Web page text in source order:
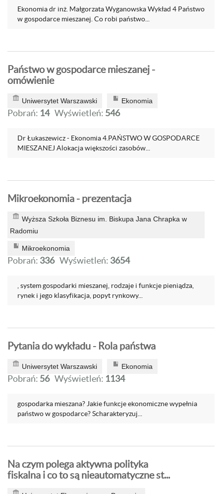
Ekonomia dr inż. Małgorzata Wyganowska Wykład 4 Państwo
w gospodarce mieszanej. Co robi państwo...
Państwo w gospodarce mieszanej -
omówienie
Uniwersytet Warszawski Ekonomia
Pobrań: 14 Wyświetleń: 546
Dr Łukaszewicz - Ekonomia 4.PAŃSTWO W GOSPODARCE
MIESZANEJ Alokacja większości zasobów...
Mikroekonomia - prezentacja
Wyższa Szkoła Biznesu im. Biskupa Jana Chrapka w
Radomiu
Mikroekonomia
Pobrań: 336 Wyświetleń: 3654
, system gospodarki mieszanej, rodzaje i funkcje pieniądza,
rynek i jego klasyfikacja, popyt rynkowy...
Pytania do wykładu - Rola państwa
Uniwersytet Warszawski Ekonomia
Pobrań: 56 Wyświetleń: 1134
gospodarka mieszana? Jakie funkcje ekonomiczne wypełnia
państwo w gospodarce? Scharakteryzuj...
Na czym polega aktywna polityka
fiskalna i co to są nieautomatyczne st...